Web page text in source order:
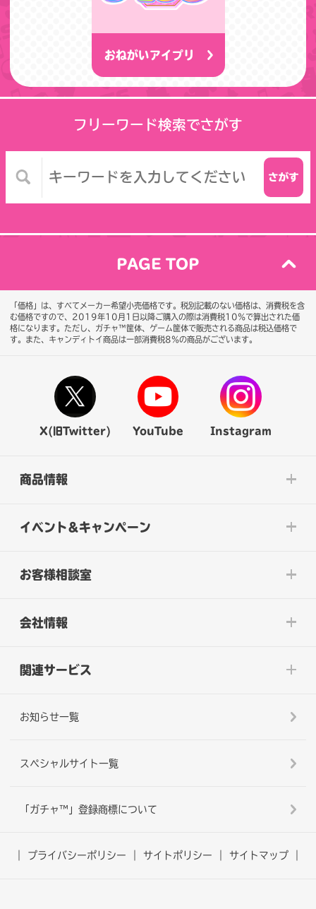
おねがいアイプリ
フリーワード検索でさがす
PAGE TOP
「価格」は、すべてメーカー希望小売価格です。税別記載のない価格は、消費税を含
む価格ですので、2019年10月1日以降ご購入の際は消費税10％で算出された価
格になります。 ただし、ガチャ™筐体、ゲーム筐体で販売される商品は税込価格で
す。また、キャンディトイ商品は一部消費税8％の商品がございます。
X(旧Twitter) YouTube Instagram
商品情報
イベント&キャンペーン
お客様相談室
会社情報
関連サービス
お知らせ一覧
スペシャルサイト一覧
「ガチャ™」登録商標について
プライバシーポリシー サイトポリシー サイトマップ